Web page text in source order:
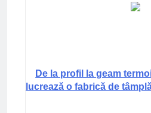
De la profil la geam
lucrează o fabrică de